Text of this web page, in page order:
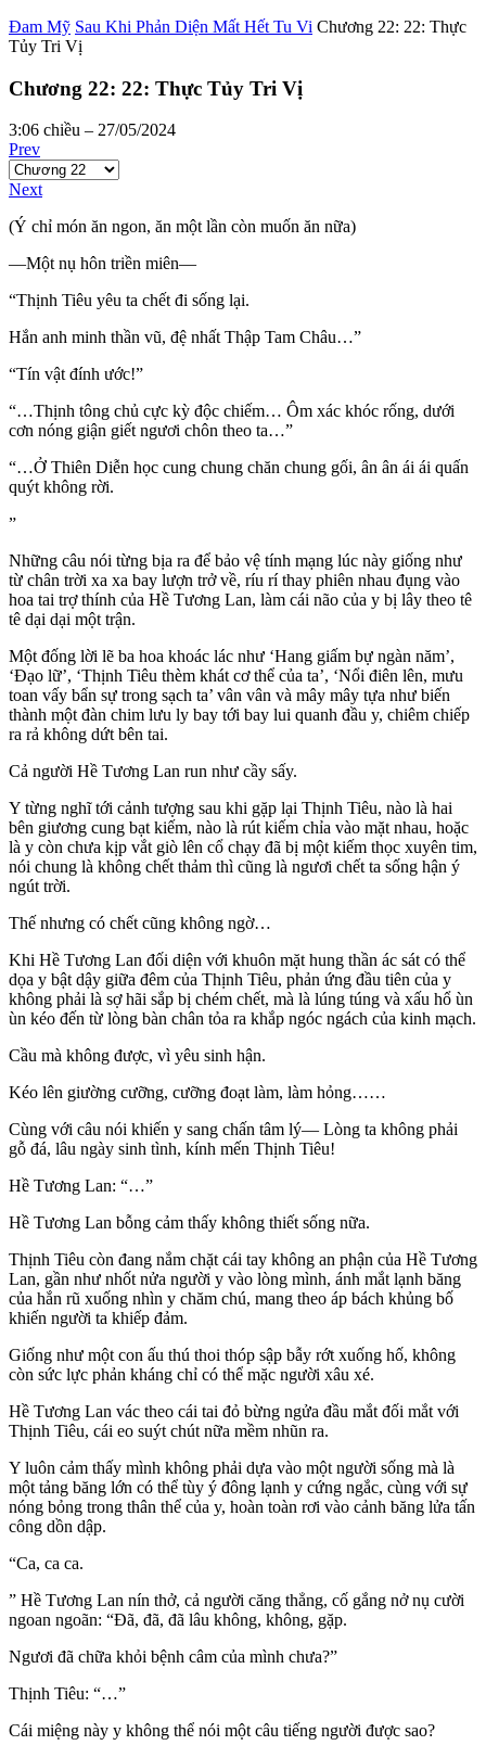
Đam Mỹ Sau Khi Phản Diện Mất Hết Tu Vi Chương 22: 22: Thực
Tủy Tri Vị
Chương 22: 22: Thực Tủy Tri Vị
3:06 chiều – 27/05/2024
Prev
Next
(Ý chỉ món ăn ngon, ăn một lần còn muốn ăn nữa)
—Một nụ hôn triền miên—
“Thịnh Tiêu yêu ta chết đi sống lại.
Hắn anh minh thần vũ, đệ nhất Thập Tam Châu…”
“Tín vật đính ước!”
“…Thịnh tông chủ cực kỳ độc chiếm… Ôm xác khóc rống, dưới
cơn nóng giận giết ngươi chôn theo ta…”
“…Ở Thiên Diễn học cung chung chăn chung gối, ân ân ái ái quấn
quýt không rời.
”
Những câu nói từng bịa ra để bảo vệ tính mạng lúc này giống như
từ chân trời xa xa bay lượn trở về, ríu rí thay phiên nhau đụng vào
hoa tai trợ thính của Hề Tương Lan, làm cái não của y bị lây theo tê
tê dại dại một trận.
Một đống lời lẽ ba hoa khoác lác như ‘Hang giấm bự ngàn năm’,
‘Đạo lữ’, ‘Thịnh Tiêu thèm khát cơ thể của ta’, ‘Nổi điên lên, mưu
toan vấy bẩn sự trong sạch ta’ vân vân và mây mây tựa như biến
thành một đàn chim lưu ly bay tới bay lui quanh đầu y, chiêm chiếp
ra rả không dứt bên tai.
Cả người Hề Tương Lan run như cầy sấy.
Y từng nghĩ tới cảnh tượng sau khi gặp lại Thịnh Tiêu, nào là hai
bên giương cung bạt kiếm, nào là rút kiếm chỉa vào mặt nhau, hoặc
là y còn chưa kịp vắt giò lên cổ chạy đã bị một kiếm thọc xuyên tim,
nói chung là không chết thảm thì cũng là ngươi chết ta sống hận ý
ngút trời.
Thế nhưng có chết cũng không ngờ…
Khi Hề Tương Lan đối diện với khuôn mặt hung thần ác sát có thể
dọa y bật dậy giữa đêm của Thịnh Tiêu, phản ứng đầu tiên của y
không phải là sợ hãi sắp bị chém chết, mà là lúng túng và xấu hổ ùn
ùn kéo đến từ lòng bàn chân tỏa ra khắp ngóc ngách của kinh mạch.
Cầu mà không được, vì yêu sinh hận.
Kéo lên giường cưỡng, cưỡng đoạt làm, làm hỏng……
Cùng với câu nói khiến y sang chấn tâm lý— Lòng ta không phải
gỗ đá, lâu ngày sinh tình, kính mến Thịnh Tiêu!
Hề Tương Lan: “…”
Hề Tương Lan bỗng cảm thấy không thiết sống nữa.
Thịnh Tiêu còn đang nắm chặt cái tay không an phận của Hề Tương
Lan, gần như nhốt nửa người y vào lòng mình, ánh mắt lạnh băng
của hắn rũ xuống nhìn y chăm chú, mang theo áp bách khủng bố
khiến người ta khiếp đảm.
Giống như một con ấu thú thoi thóp sập bẫy rớt xuống hố, không
còn sức lực phản kháng chỉ có thể mặc người xâu xé.
Hề Tương Lan vác theo cái tai đỏ bừng ngửa đầu mắt đối mắt với
Thịnh Tiêu, cái eo suýt chút nữa mềm nhũn ra.
Y luôn cảm thấy mình không phải dựa vào một người sống mà là
một tảng băng lớn có thể tùy ý đông lạnh y cứng ngắc, cùng với sự
nóng bỏng trong thân thể của y, hoàn toàn rơi vào cảnh băng lửa tấn
công dồn dập.
“Ca, ca ca.
” Hề Tương Lan nín thở, cả người căng thẳng, cố gắng nở nụ cười
ngoan ngoãn: “Đã, đã, đã lâu không, không, gặp.
Ngươi đã chữa khỏi bệnh câm của mình chưa?”
Thịnh Tiêu: “…”
Cái miệng này y không thể nói một câu tiếng người được sao?